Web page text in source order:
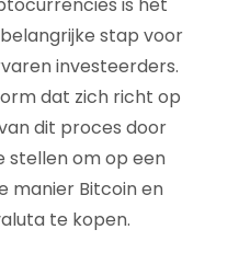
stap voor
investeerders.
dat zich richt op
dit proces door
stellen om op een
manier Bitcoin en
te kopen.